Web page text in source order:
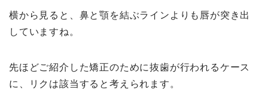
横から見ると、鼻と顎を結ぶラインよりも唇が突き出
していますね。
先ほどご紹介した矯正のために抜歯が行われるケース
に、リクは該当すると考えられます。